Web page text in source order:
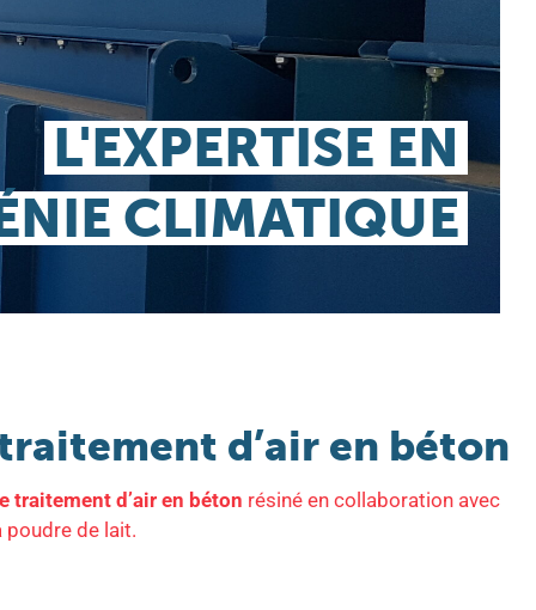
L'EXPERTISE EN
CLIMATIQUE
d’air en béton
traitement d’air en béton résiné en collaboration avec
de lait.